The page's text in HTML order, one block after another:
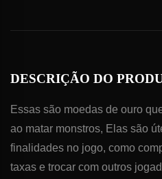
DESCRIÇÃO DO
Essas são moedas de ouro
ao matar monstros, Elas são
finalidades no jogo, como
taxas e trocar com outros